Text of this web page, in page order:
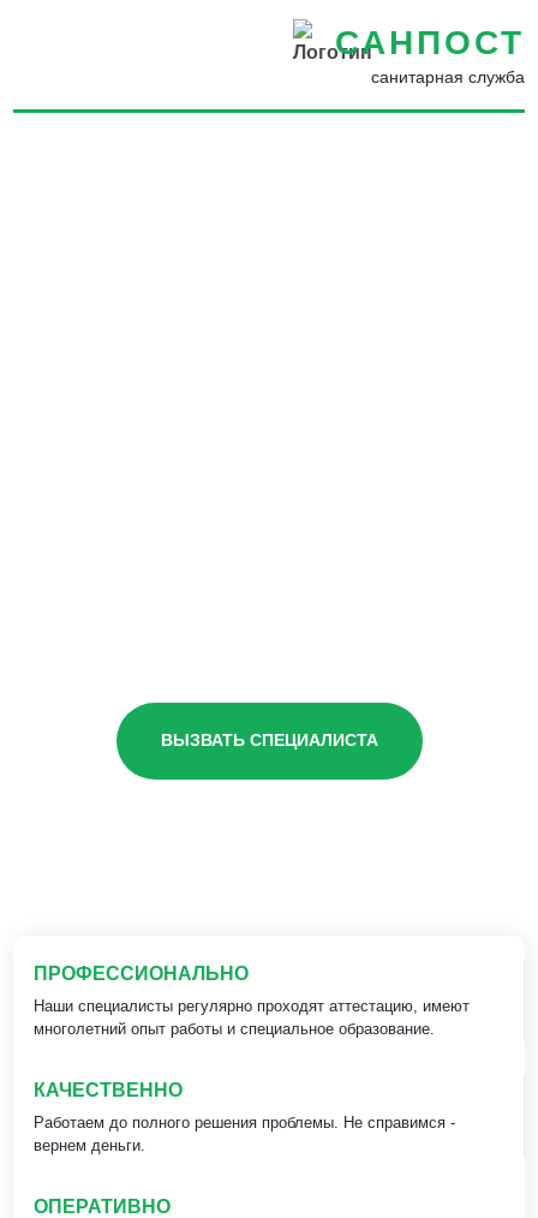
САНПОСТ
санитарная служба
ВЫЗВАТЬ СПЕЦИАЛИСТА
ПРОФЕССИОНАЛЬНО
Наши специалисты регулярно проходят аттестацию, имеют
многолетний опыт работы и специальное образование.
КАЧЕСТВЕННО
Работаем до полного решения проблемы. Не справимся -
вернем деньги.
ОПЕРАТИВНО